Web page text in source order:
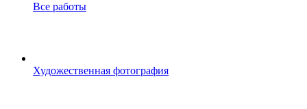
Все работы
Художественная фотография